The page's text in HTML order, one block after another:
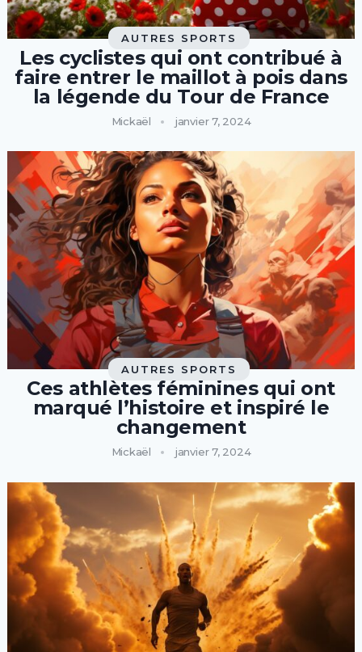
AUTRES SPORTS
Les cyclistes qui ont contribué à
faire entrer le maillot à pois dans
la légende du Tour de France
Mickaël janvier 7, 2024
AUTRES SPORTS
Ces athlètes féminines qui ont
marqué l’histoire et inspiré le
changement
Mickaël janvier 7, 2024